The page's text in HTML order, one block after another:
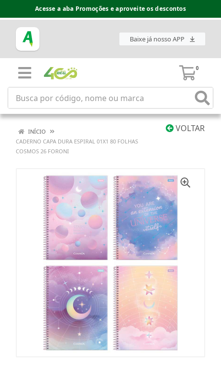
Acesse a aba Promoções e aproveite os descontos
Baixe já nosso APP
0
VOLTAR
INÍCIO
CADERNO CAPA DURA ESPIRAL 01X1 80 FOLHAS
COSMOS 26 FORONI